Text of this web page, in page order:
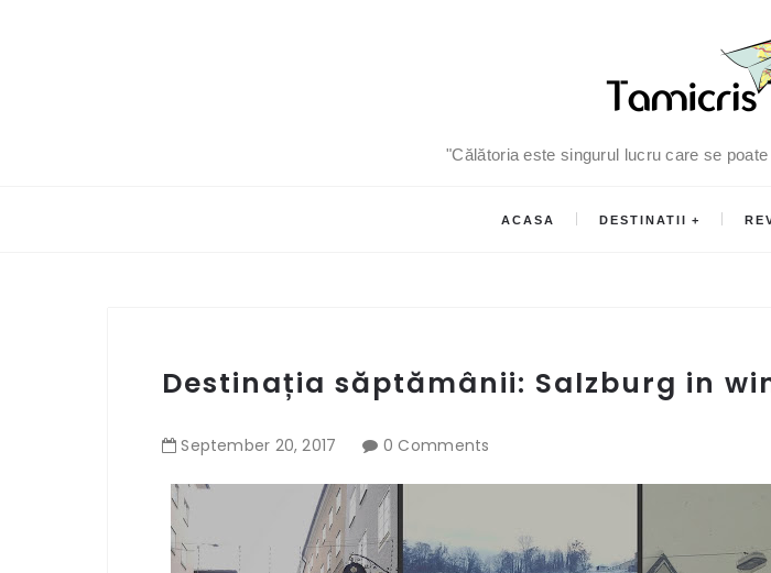
"Călătoria este singurul lucru care se
ACASA DESTINATII
Destinația săptămânii: Salzburg in
September 20,2017 0 Comments